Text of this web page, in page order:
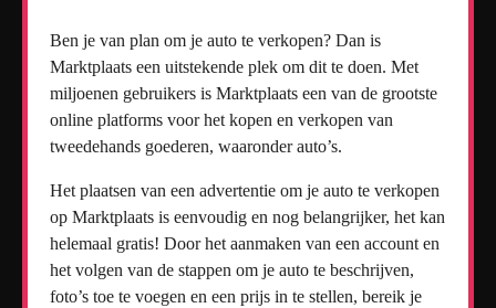
Ben je van plan om je auto te verkopen? Dan is
Marktplaats een uitstekende plek om dit te doen. Met
miljoenen gebruikers is Marktplaats een van de grootste
online platforms voor het kopen en verkopen van
tweedehands goederen, waaronder auto’s.
Het plaatsen van een advertentie om je auto te verkopen
op Marktplaats is eenvoudig en nog belangrijker, het kan
helemaal gratis! Door het aanmaken van een account en
het volgen van de stappen om je auto te beschrijven,
foto’s toe te voegen en een prijs in te stellen, bereik je